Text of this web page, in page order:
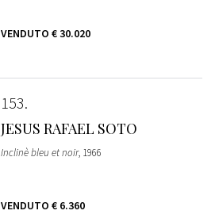
VENDUTO € 30.020
153
JESUS RAFAEL SOTO
Inclinè bleu et noir, 1966
VENDUTO € 6.360